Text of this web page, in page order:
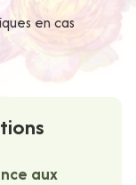
en cas
aux